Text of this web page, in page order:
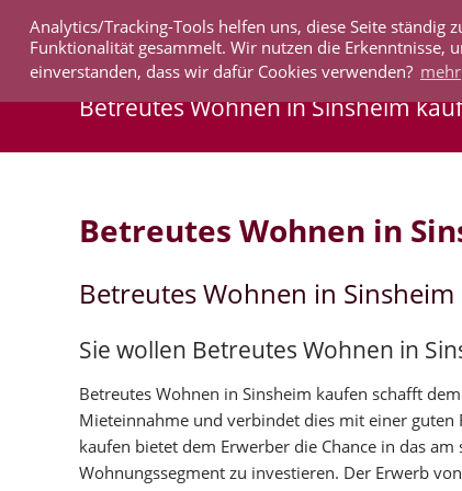
Analytics/Tracking-Tools helfen uns, diese Seite ständig
Funktionalität gesammelt. Wir nutzen die Erkenntnisse,
einverstanden, dass wir dafür Cookies verwenden? mehr
Betreutes Wohnen in Sinsheim
Betreutes Wohnen in
Betreutes Wohnen in
Sie wollen Betreutes Wohnen in
Betreutes Wohnen in Sinsheim kaufen schafft
Mieteinnahme und verbindet dies mit einer guten
kaufen bietet dem Erwerber die Chance in das
Wohnungssegment zu investieren. Der Erwerb